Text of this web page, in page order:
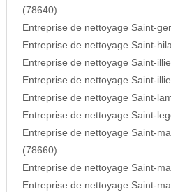
(78640)
Entreprise de nettoyage Saint-
Entreprise de nettoyage Saint-
Entreprise de nettoyage Saint-
Entreprise de nettoyage Saint-
Entreprise de nettoyage Saint-
Entreprise de nettoyage Saint-
Entreprise de nettoyage Saint-
(78660)
Entreprise de nettoyage Saint-
Entreprise de nettoyage Saint-